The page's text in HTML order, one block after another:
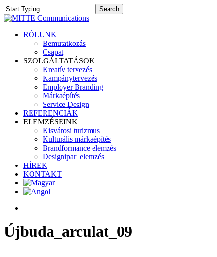
Skip
to
content
Search
Close
search
Menu
RÓLUNK
Bemutatkozás
Csapat
SZOLGÁLTATÁSOK
Kreatív tervezés
Kampánytervezés
Employer Branding
Márkaépítés
Service Design
REFERENCIÁK
ELEMZÉSEINK
Kisvárosi turizmus
Kulturális márkaépítés
Brandformance elemzés
Designipari elemzés
HÍREK
KONTAKT
Újbuda_arculat_09